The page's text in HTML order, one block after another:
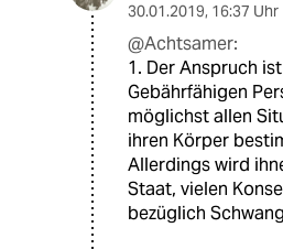
30.01.2019, 16:37 Uhr
@Achtsamer:
1. Der Anspruch
Gebährfähigen
möglichst allen
ihren Körper
Allerdings wird
Staat, vielen
bezüglich